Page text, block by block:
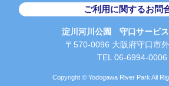
ご利用に関するお問
淀川河川公園 守口サービ
〒570-0096 大阪府守口市
TEL 06-6994-0006
Copyright © Yodogawa River Park All